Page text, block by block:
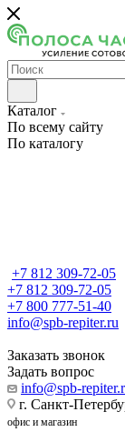
Каталог
По всему сайту
По каталогу
+7 812 309-72-05
+7 812 309-72-05
+7 800 777-51-40
info@spb-repiter.ru
Заказать звонок
Задать вопрос
info@spb-
г. Санкт-
офис и магазин